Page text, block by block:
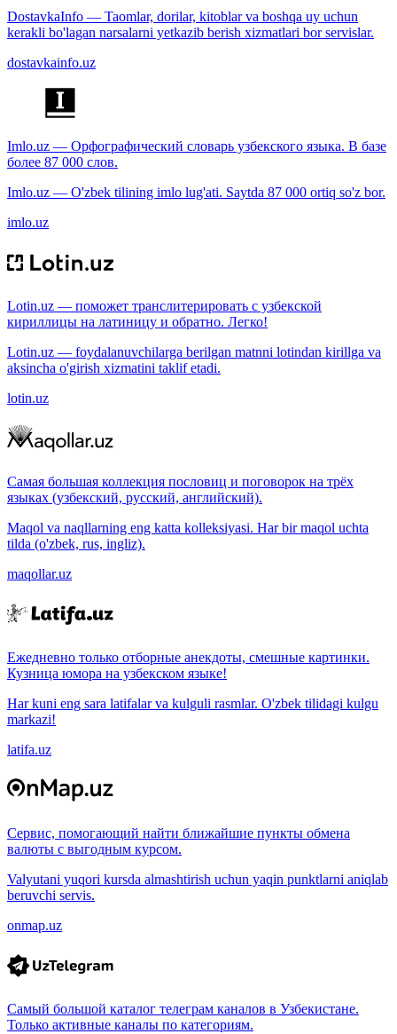
DostavkaInfo — Taomlar, dorilar, kitoblar va boshqa uy uchun
kerakli bo'lagan narsalarni yetkazib berish xizmatlari bor servislar.
dostavkainfo.uz
Imlo.uz — Орфографический словарь узбекского языка. В базе
более 87 000 слов.
Imlo.uz — O'zbek tilining imlo lug'ati. Saytda 87 000 ortiq so'z bor.
imlo.uz
Lotin.uz — поможет транслитерировать с узбекской
кириллицы на латиницу и обратно. Легко!
Lotin.uz — foydalanuvchilarga berilgan matnni lotindan kirillga va
aksincha o'girish xizmatini taklif etadi.
lotin.uz
Самая большая коллекция пословиц и поговорок на трёх
языках (узбекский, русский, английский).
Maqol va naqllarning eng katta kolleksiyasi. Har bir maqol uchta
tilda (o'zbek, rus, ingliz).
maqollar.uz
Ежедневно только отборные анекдоты, смешные картинки.
Кузница юмора на узбекском языке!
Har kuni eng sara latifalar va kulguli rasmlar. O'zbek tilidagi kulgu
markazi!
latifa.uz
Сервис, помогающий найти ближайшие пункты обмена
валюты с выгодным курсом.
Valyutani yuqori kursda almashtirish uchun yaqin punktlarni aniqlab
beruvchi servis.
onmap.uz
Самый большой каталог телеграм каналов в Узбекистане.
Только активные каналы по категориям.